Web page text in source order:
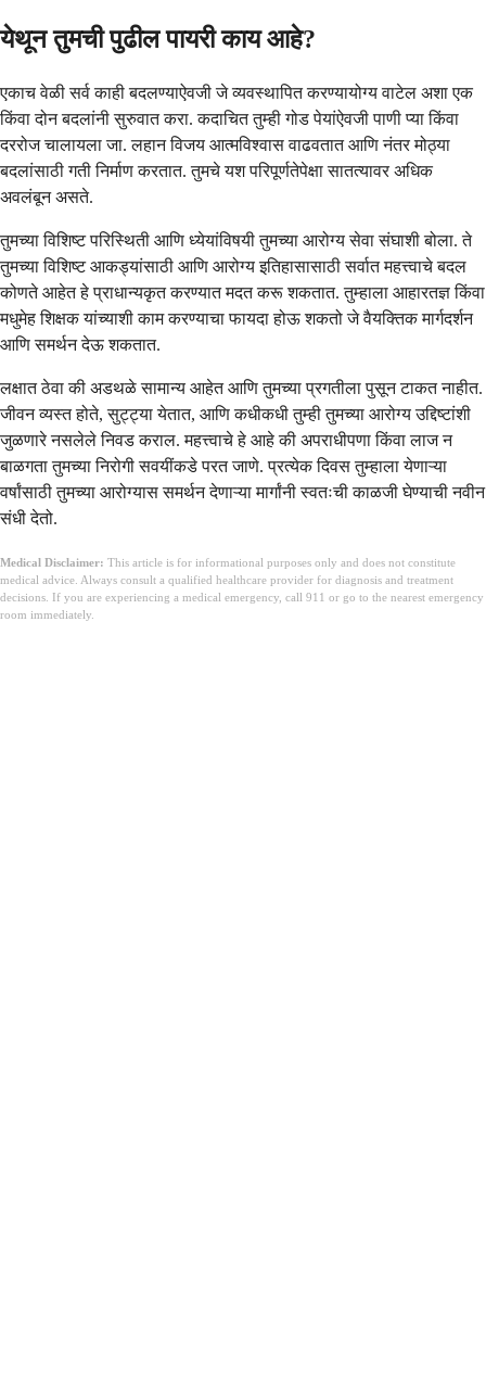
येथून तुमची पुढील पायरी काय आहे?
एकाच वेळी सर्व काही बदलण्याऐवजी जे व्यवस्थापित करण्यायोग्य वाटेल अशा एक
किंवा दोन बदलांनी सुरुवात करा. कदाचित तुम्ही गोड पेयांऐवजी पाणी प्या किंवा
दररोज चालायला जा. लहान विजय आत्मविश्वास वाढवतात आणि नंतर मोठ्या
बदलांसाठी गती निर्माण करतात. तुमचे यश परिपूर्णतेपेक्षा सातत्यावर अधिक
अवलंबून असते.
तुमच्या विशिष्ट परिस्थिती आणि ध्येयांविषयी तुमच्या आरोग्य सेवा संघाशी बोला. ते
तुमच्या विशिष्ट आकड्यांसाठी आणि आरोग्य इतिहासासाठी सर्वात महत्त्वाचे बदल
कोणते आहेत हे प्राधान्यकृत करण्यात मदत करू शकतात. तुम्हाला आहारतज्ञ किंवा
मधुमेह शिक्षक यांच्याशी काम करण्याचा फायदा होऊ शकतो जे वैयक्तिक मार्गदर्शन
आणि समर्थन देऊ शकतात.
लक्षात ठेवा की अडथळे सामान्य आहेत आणि तुमच्या प्रगतीला पुसून टाकत नाहीत.
जीवन व्यस्त होते, सुट्ट्या येतात, आणि कधीकधी तुम्ही तुमच्या आरोग्य उद्दिष्टांशी
जुळणारे नसलेले निवड कराल. महत्त्वाचे हे आहे की अपराधीपणा किंवा लाज न
बाळगता तुमच्या निरोगी सवयींकडे परत जाणे. प्रत्येक दिवस तुम्हाला येणाऱ्या
वर्षांसाठी तुमच्या आरोग्यास समर्थन देणाऱ्या मार्गांनी स्वतःची काळजी घेण्याची नवीन
संधी देतो.
Medical Disclaimer: This article is for informational purposes only and does not constitute
medical advice. Always consult a qualified healthcare provider for diagnosis and treatment
decisions. If you are experiencing a medical emergency, call 911 or go to the nearest emergency
room immediately.